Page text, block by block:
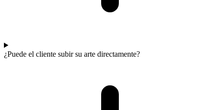
¿Puede el cliente subir su arte directamente?